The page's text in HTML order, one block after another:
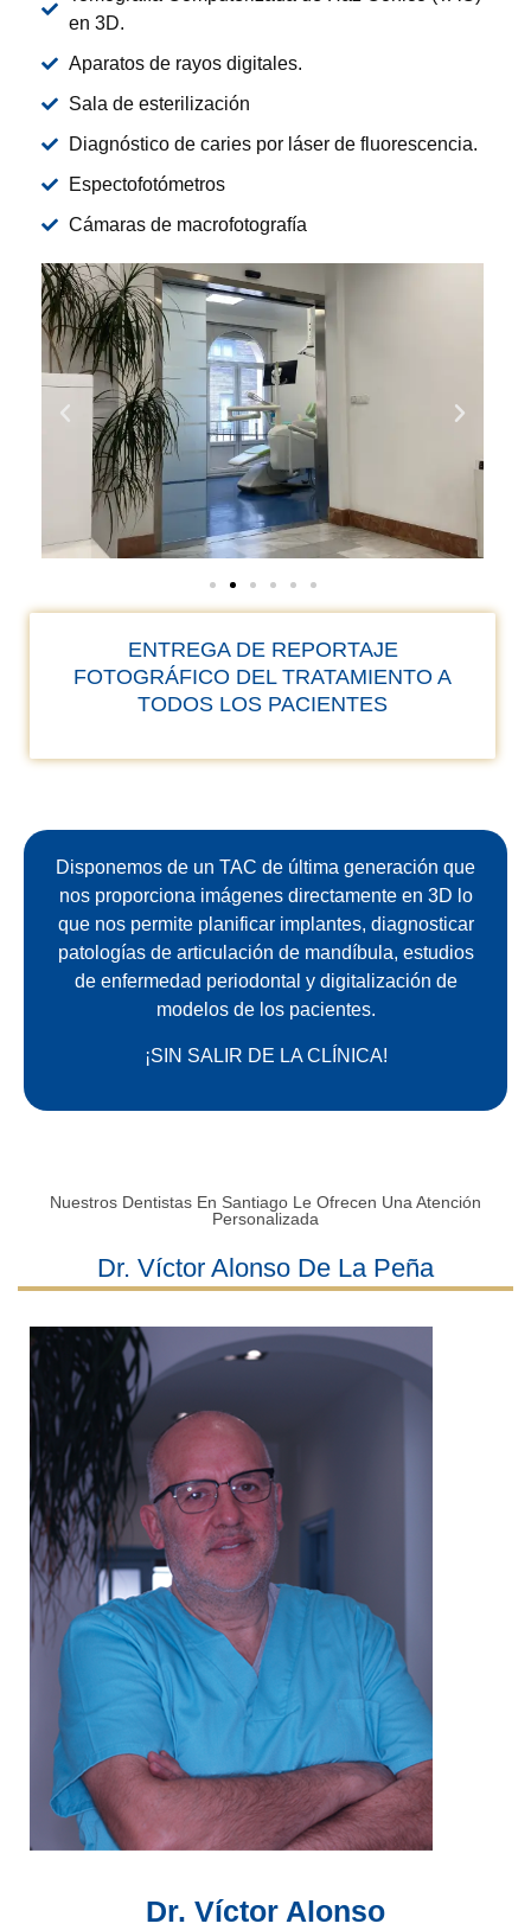
en 3D.
Aparatos de rayos digitales.
Sala de esterilización
Diagnóstico de caries por láser de fluorescencia.
Espectofotómetros
Cámaras de macrofotografía
ENTREGA DE REPORTAJE
FOTOGRÁFICO DEL TRATAMIENTO A
TODOS LOS PACIENTES
Disponemos de un TAC de última generación que
nos proporciona imágenes directamente en 3D lo
que nos permite planificar implantes, diagnosticar
patologías de articulación de mandíbula, estudios
de enfermedad periodontal y digitalización de
modelos de los pacientes.
¡SIN SALIR DE LA CLÍNICA!
Nuestros Dentistas En Santiago Le Ofrecen Una Atención
Personalizada
Dr. Víctor Alonso De La Peña
Dr. Víctor Alonso